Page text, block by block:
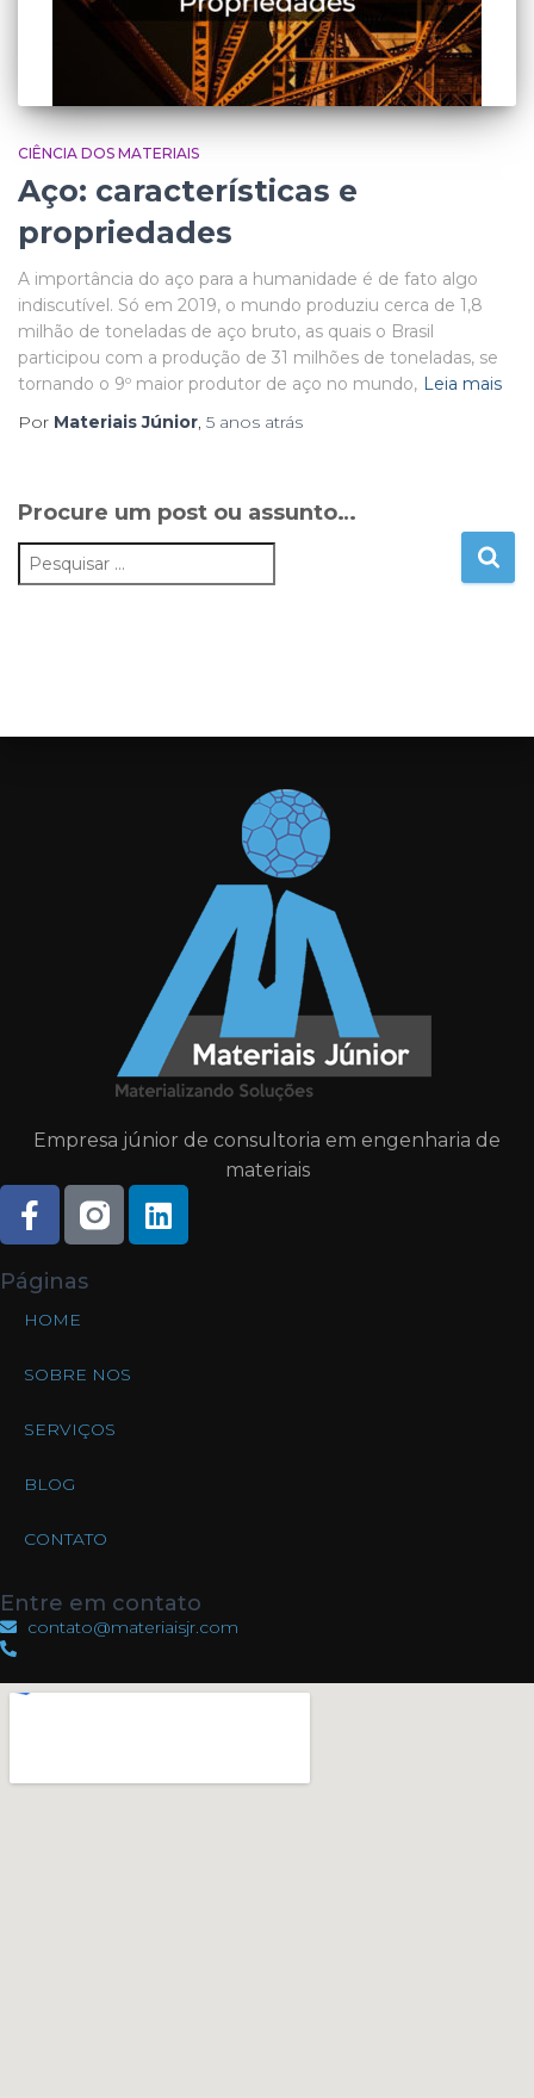
CIÊNCIA DOS MATERIAIS
Aço: características e
propriedades
A importância do aço para a humanidade é de fato algo
indiscutível. Só em 2019, o mundo produziu cerca de 1,8
milhão de toneladas de aço bruto, as quais o Brasil
participou com a produção de 31 milhões de toneladas, se
tornando o 9º maior produtor de aço no mundo, Leia mais
Por Materiais Júnior, 5 anos atrás
Procure um post ou assunto…
Empresa júnior de consultoria em engenharia de
materiais
Páginas
HOME
SOBRE NOS
SERVIÇOS
BLOG
CONTATO
Entre em contato
contato@materiaisjr.com